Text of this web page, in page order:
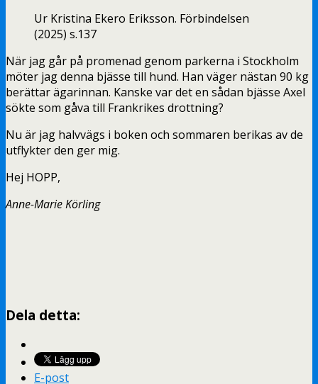
Ur Kristina Ekero Eriksson. Förbindelsen
(2025) s.137
När jag går på promenad genom parkerna i Stockholm
möter jag denna bjässe till hund. Han väger nästan 90 kg
berättar ägarinnan. Kanske var det en sådan bjässe Axel
sökte som gåva till Frankrikes drottning?
Nu är jag halvvägs i boken och sommaren berikas av de
utflykter den ger mig.
Hej HOPP,
Anne-Marie Körling
Dela detta:
E-post